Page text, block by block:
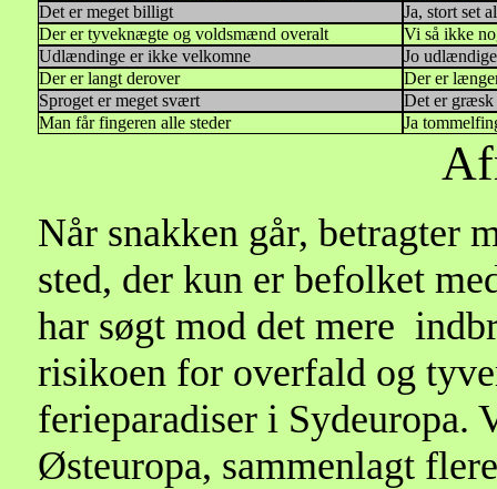
Det er meget billigt
Ja, stort set
Der er tyveknægte og voldsmænd overalt
Vi så ikke
Udlændinge er ikke velkomne
Jo
Der er langt derover
Der er
Sproget er meget svært
Det er græsk
Man får fingeren alle steder
Ja
Når snakken går, betragter
sted, der kun er befolket
har søgt mod det mere
risikoen for overfald og
ferieparadiser i Sydeuropa.
Østeuropa, sammenlagt